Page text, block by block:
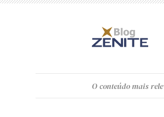
O conteúdomais